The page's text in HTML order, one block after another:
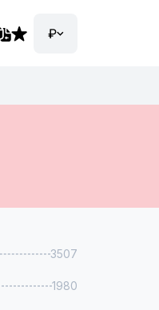
₽
3507
1980